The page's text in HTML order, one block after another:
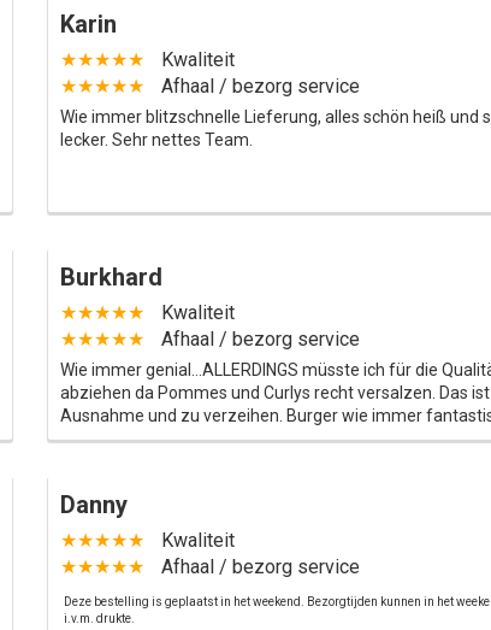
Karin
★★★★★
Kwaliteit
★★★★★
Afhaal / bezorg service
Wie immer blitzschnelle Lieferung, alles schön heiß und
lecker. Sehr nettes Team.
Burkhard
★★★★★
Kwaliteit
★★★★★
Afhaal / bezorg service
Wie immer genial...ALLERDINGS müsste ich für die
abziehen da Pommes und Curlys recht versalzen. Das
Ausnahme und zu verzeihen. Burger wie immer
Danny
★★★★★
Kwaliteit
★★★★★
Afhaal / bezorg service
Deze bestelling is geplaatst in het weekend. Bezorgtijden kunnen in het
i.v.m. drukte.